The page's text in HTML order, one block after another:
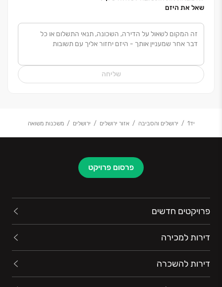
שאל את היזם
שליחה
יד1 ירושלים והסביבה אזור ירושלים ירושלים משכנות משואה
פרסום פרויקט
פרויקטים חדשים
דירות למכירה
דירות להשכרה